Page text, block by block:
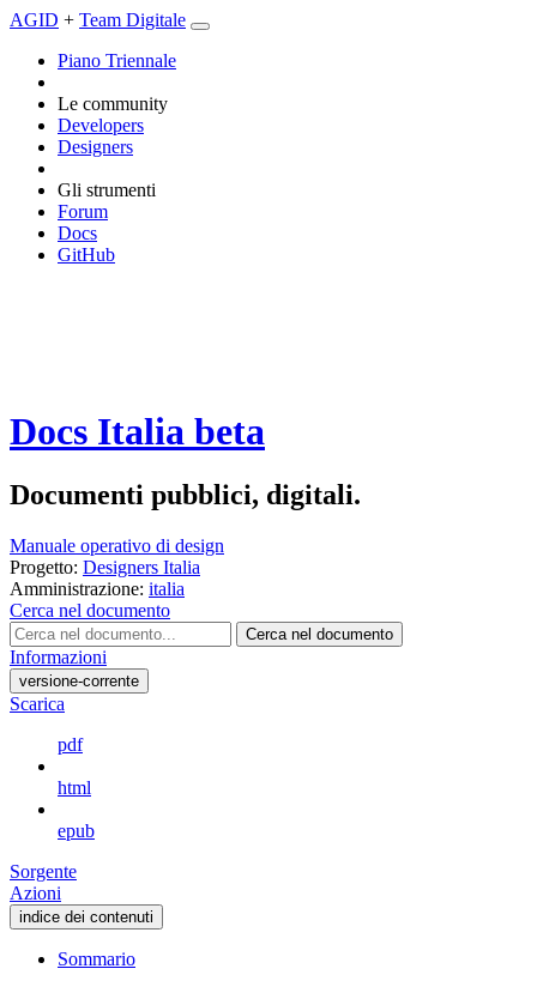
AGID + Team Digitale
Piano Triennale
Le community
Developers
Designers
Gli strumenti
Forum
Docs
GitHub
Docs Italia beta
Documenti pubblici, digitali.
Manuale operativo di design
Progetto: Designers Italia
Amministrazione: italia
Cerca nel documento
Cerca nel documento
Informazioni
versione-corrente
Scarica
pdf
html
epub
Sorgente
Azioni
indice dei contenuti
Sommario